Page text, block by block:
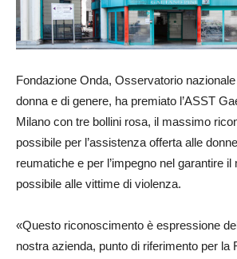
Fondazione Onda, Osservatorio
donna e di genere, ha premiato l’ASST
Milano con tre bollini rosa, il massimo
possibile per l’assistenza offerta alle
reumatiche e per l’impegno nel garantire
possibile alle vittime di violenza.
«Questo riconoscimento è espressione
nostra azienda, punto di riferimento per la